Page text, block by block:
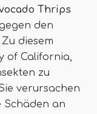
Thrips
den
diesem
of California,
zu
verursachen
Schäden an